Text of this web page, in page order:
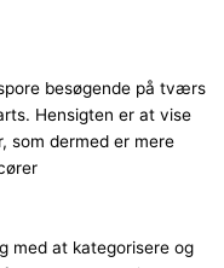
besøgende på tværs
Hensigten er at vise
som dermed er mere
med at kategorisere og